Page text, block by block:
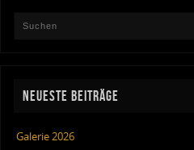
NEUESTE BEITRÄGE
Galerie 2026